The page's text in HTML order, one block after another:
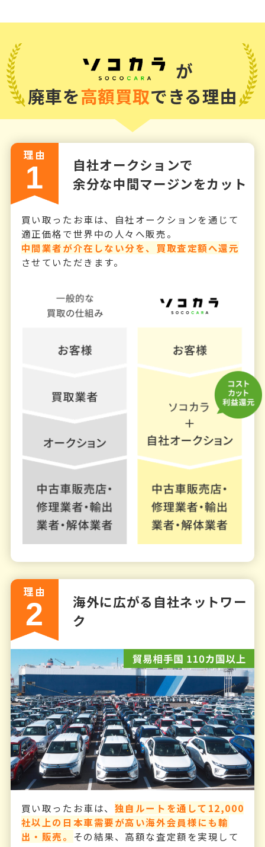
が
廃車を高額買取できる理由
理由
1
自社オークションで
余分な中間マージンをカット
買い取ったお車は、自社オークションを通じて
適正価格で世界中の人々へ販売。
中間業者が介在しない分を、買取査定額へ還元
させていただきます。
理由
2
海外に広がる自社ネットワー
ク
買い取ったお車は、 独自ルートを通して12,000
社以上の日本車需要が高い海外会員様にも輸
出・販売。
その結果、高額な査定額を実現して